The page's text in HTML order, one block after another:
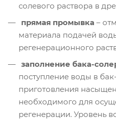
солевого раствора в
прямая промывка –
материала подачей
регенерационного
заполнение бака-
поступление воды в
приготовления
необходимого для
регенерации. Уровень